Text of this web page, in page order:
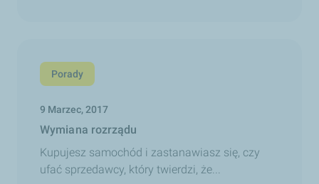
Porady
9 Marzec, 2017
Wymiana rozrządu
Kupujesz samochód i zastanawiasz się, czy
ufać sprzedawcy, który twierdzi, że...